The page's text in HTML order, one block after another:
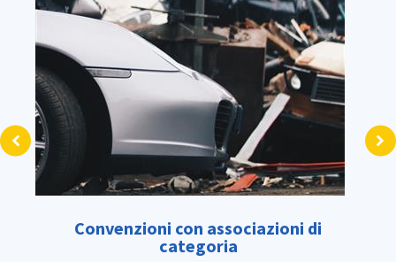
Convenzioni con associazioni di
categoria